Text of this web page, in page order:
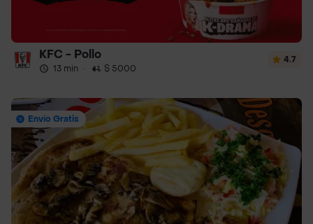
KFC - Pollo
13 min · $ 5000
4.7
Envío Gratis